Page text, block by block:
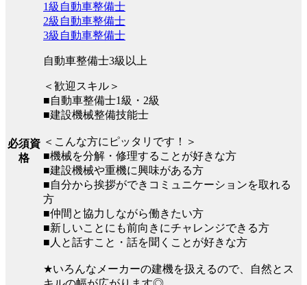
必須資
格
1級自動車整備士
2級自動車整備士
3級自動車整備士
自動車整備士3級以上
＜歓迎スキル＞
■自動車整備士1級・2級
■建設機械整備技能士
＜こんな方にピッタリです！＞
■機械を分解・修理することが好きな方
■建設機械や重機に興味がある方
■自分から挨拶ができコミュニケーションを取れる
方
■仲間と協力しながら働きたい方
■新しいことにも前向きにチャレンジできる方
■人と話すこと・話を聞くことが好きな方
★いろんなメーカーの建機を扱えるので、自然とス